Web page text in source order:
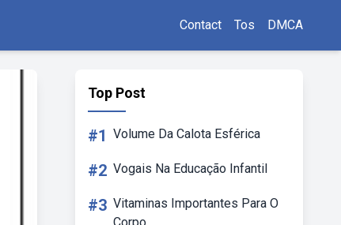
Contact Tos DMCA
Top Post
#1 Volume Da Calota Esférica
#2 Vogais Na Educação Infantil
#3 Vitaminas Importantes Para O